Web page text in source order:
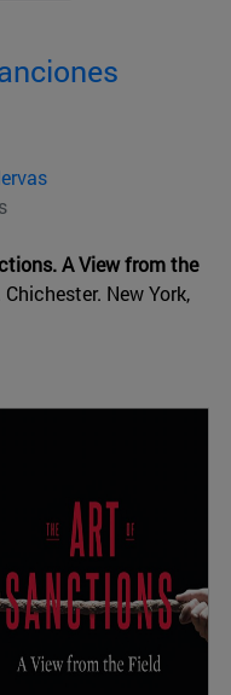
A View from the
New York,